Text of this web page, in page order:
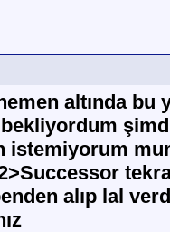
altında
istemiyorum
alıp lal